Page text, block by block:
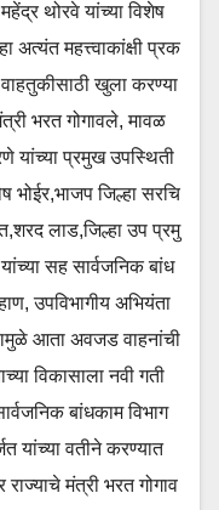
थोरवे यांच्या विशेष
अत्यंत महत्त्वाकांक्षी प्रक
खुला करण्या
भरत गोगावले, मावळ
यांच्या प्रमुख उपस्थिती
भोईर,भाजप जिल्हा सरचि
लाड,जिल्हा उप प्रमु
सह सार्वजनिक बांध
उपविभागीय अभियंता
आता अवजड वाहनांची
विकासाला नवी गती
बांधकाम विभाग
यांच्या वतीने करण्यात
मंत्री भरत गोगाव